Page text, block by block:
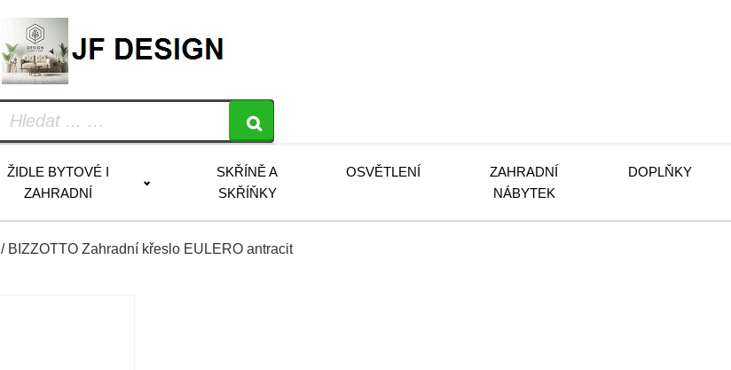
ŽIDLE BYTOVÉ I
ZAHRADNÍ
SKŘÍNĚ A
SKŘÍŇKY
OSVĚTLENÍ
ZAHRADNÍ
NÁBYTEK
DOPLŇKY
/ BIZZOTTO Zahradní křeslo EULERO antracit